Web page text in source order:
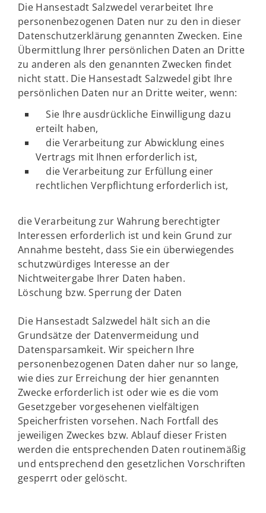
Die Hansestadt Salzwedel verarbeitet Ihre
personenbezogenen Daten nur zu den in dieser
Datenschutzerklärung genannten Zwecken. Eine
Übermittlung Ihrer persönlichen Daten an Dritte
zu anderen als den genannten Zwecken findet
nicht statt. Die Hansestadt Salzwedel gibt Ihre
persönlichen Daten nur an Dritte weiter, wenn:
Sie Ihre ausdrückliche Einwilligung dazu
erteilt haben,
die Verarbeitung zur Abwicklung eines
Vertrags mit Ihnen erforderlich ist,
die Verarbeitung zur Erfüllung einer
rechtlichen Verpflichtung erforderlich ist,
die Verarbeitung zur Wahrung berechtigter
Interessen erforderlich ist und kein Grund zur
Annahme besteht, dass Sie ein überwiegendes
schutzwürdiges Interesse an der
Nichtweitergabe Ihrer Daten haben.
Löschung bzw. Sperrung der Daten
Die Hansestadt Salzwedel hält sich an die
Grundsätze der Datenvermeidung und
Datensparsamkeit. Wir speichern Ihre
personenbezogenen Daten daher nur so lange,
wie dies zur Erreichung der hier genannten
Zwecke erforderlich ist oder wie es die vom
Gesetzgeber vorgesehenen vielfältigen
Speicherfristen vorsehen. Nach Fortfall des
jeweiligen Zweckes bzw. Ablauf dieser Fristen
werden die entsprechenden Daten routinemäßig
und entsprechend den gesetzlichen Vorschriften
gesperrt oder gelöscht.